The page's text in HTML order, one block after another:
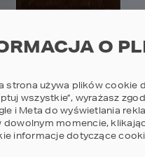
O
strona używa plików cookie
wszystkie”, wyrażasz
i Meta do wyświetlania
dowolnym momencie,
informacje dotyczące